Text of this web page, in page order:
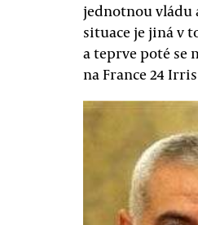
jednotnou vládu
situace je jiná v
a teprve poté se
na France 24